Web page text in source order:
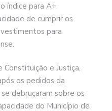
índice para A+,
de cumprir os
para
e Justiça,
os pedidos da
debruçaram sobre os
do Município de